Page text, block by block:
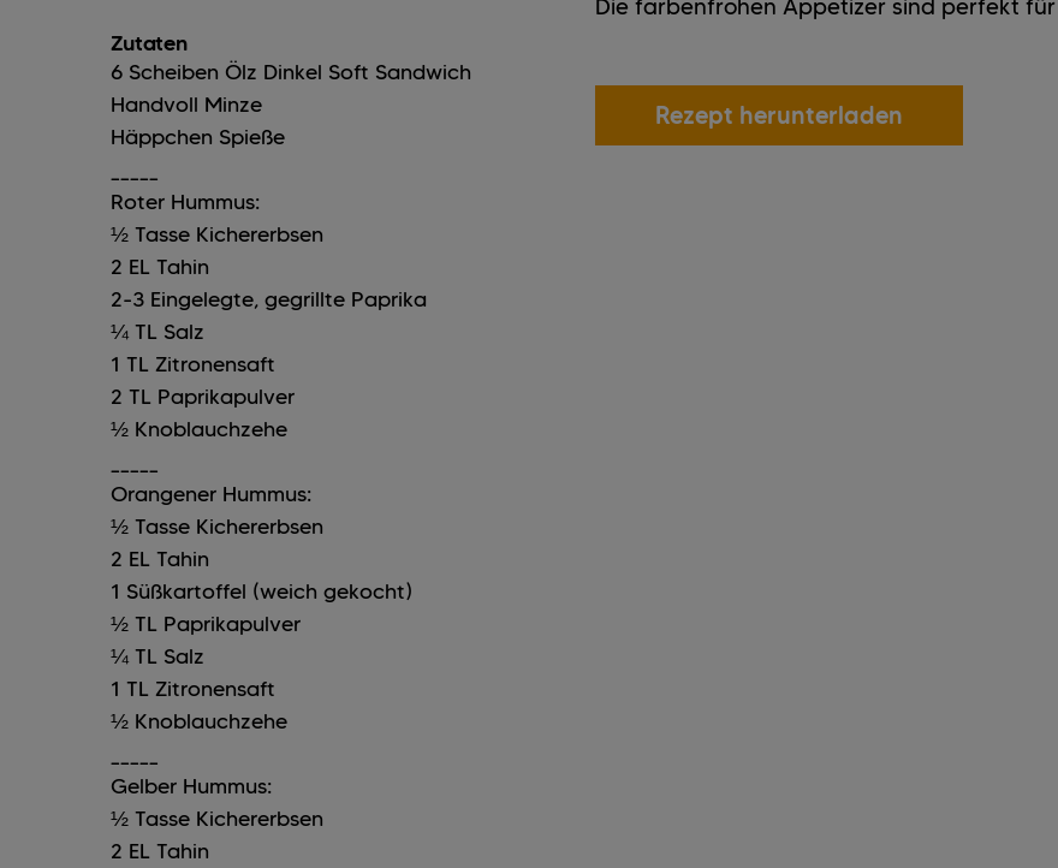
Die farbenfrohen Appetizer sind perfekt
Rezept herunterladen
Zutaten
6 Scheiben Ölz Dinkel Soft Sandwich
Handvoll Minze
Häppchen Spieße
Roter Hummus:
½ Tasse Kichererbsen
2 EL Tahin
2-3 Eingelegte, gegrillte Paprika
¼ TL Salz
1 TL Zitronensaft
2 TL Paprikapulver
½ Knoblauchzehe
Orangener Hummus:
½ Tasse Kichererbsen
2 EL Tahin
1 Süßkartoffel (weich gekocht)
½ TL Paprikapulver
¼ TL Salz
1 TL Zitronensaft
½ Knoblauchzehe
Gelber Hummus:
½ Tasse Kichererbsen
2 EL Tahin